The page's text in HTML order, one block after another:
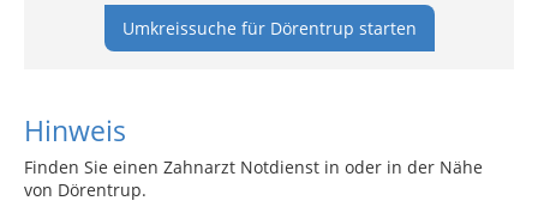
Umkreissuche für Dörentrup starten
Hinweis
Finden Sie einen Zahnarzt Notdienst in oder in der Nähe
von Dörentrup.